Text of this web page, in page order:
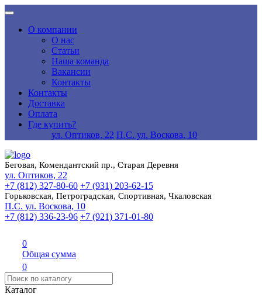
О компании
О нас
Статьи
Наша команда
Вакансии
Контакты
Контакты
Доставка
Оплата
Где купить?
ул. Оптиков, 22 П.С. ул. Воскова, 10
Беговая, Комендантский пр., Старая Деревня
ул. Оптиков, 22
+7 (812) 327-80-60 +7 (931) 203-62-15
Горьковская, Петроградская, Спортивная, Чкаловская
П.С. ул. Воскова, 10
+7 (812) 336-23-96 +7 (921) 371-01-80
0
Общая сумма
0
Каталог